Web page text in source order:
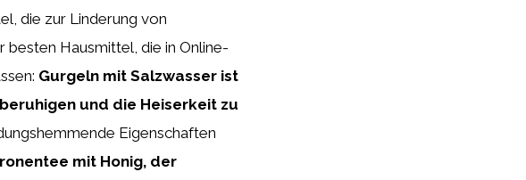
die zur Linderung von
Hausmittel, die in Online-
Gurgeln mit Salzwasser ist
und die Heiserkeit zu
Eigenschaften
mit Honig, der